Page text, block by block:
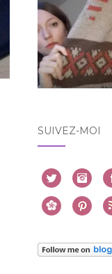
SUIVEZ-MOI